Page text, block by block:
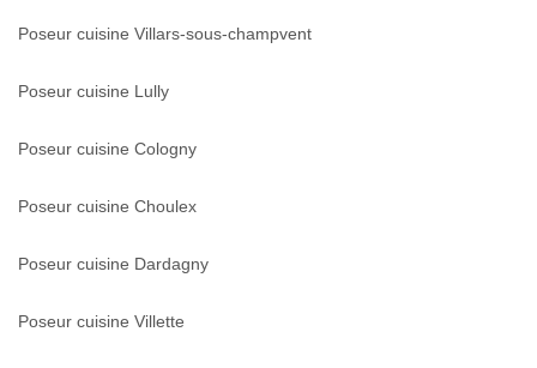
Poseur cuisine Villars-sous-champvent
Poseur cuisine Lully
Poseur cuisine Cologny
Poseur cuisine Choulex
Poseur cuisine Dardagny
Poseur cuisine Villette